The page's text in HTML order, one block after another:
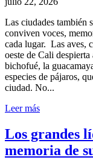
Las ciudades también
conviven voces,
cada lugar. Las aves,
oeste de Cali
bichofué, la
especies de pájaros,
ciudad. No...
Leer más
Los grandes
memoria de